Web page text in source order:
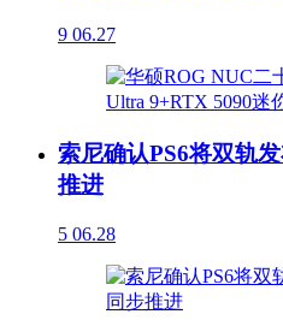
9 06.27
索尼确认PS6将双轨
推进
5 06.28